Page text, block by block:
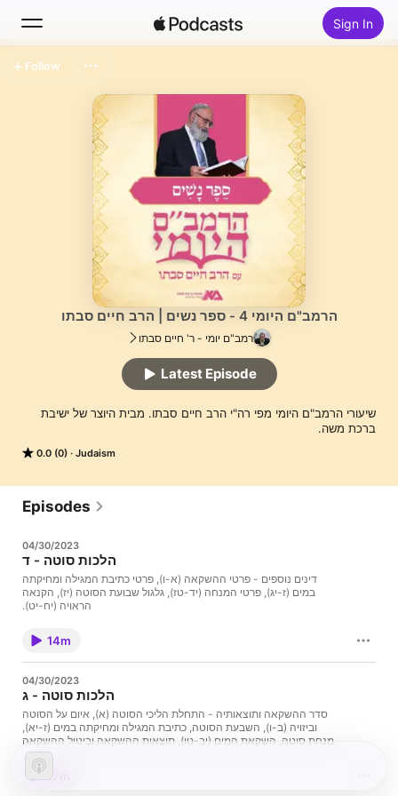
Sign In
Top Charts
הרמב"ם היומי 4 - ספר נשים | הרב חיים סבתו
רמב"ם יומי - ר' חיים סבתו
0.0 (0) Judaism
ברכת משה.
Latest Episode
Follow
Episodes
04/30/2023
הלכות סוטה - ד
דינים נוספים - פרטי ההשקאה (א-ו), פרטי כתיבת המגילה ומחיקתה
במים (ז-יג), פרטי המנחה (יד-טז), גלגול שבועת הסוטה (יז), הקנאה
הראויה (יח-יט).
14m
04/30/2023
הלכות סוטה - ג
סדר ההשקאה ותוצאותיה - התחלת הליכי הסוטה (א), איום על הסוטה
וביזויה (ב-ו), השבעת הסוטה, כתיבת המגילה ומחיקתה במים (ז-יא),
מנחת סוטה, השקאת המים (יב-טו), תוצאות ההשקאה וביטול ההשקאה
(טז-יט), נשים שאין המים פוגעים בהן (כ-כד).
17m